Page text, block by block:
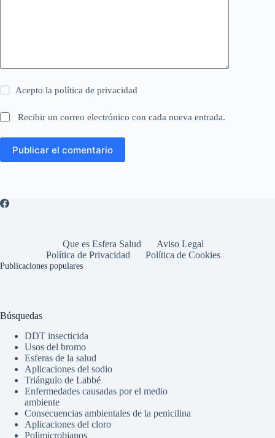
Acepto lapolítica de privacidad
Recibir un correo electrónico con cada nueva entrada.
Publicar el comentario
Que es Esfera Salud
Aviso Legal
Política de Privacidad
Política de Cookies
Publicaciones populares
Búsquedas
DDT insecticida
Usos del bromo
Esferas de la salud
Aplicaciones del sodio
Triángulo de Labbé
Enfermedades causadas por el medio
ambiente
Consecuencias ambientales de la penicilina
Aplicaciones del cloro
Polimicrobianos